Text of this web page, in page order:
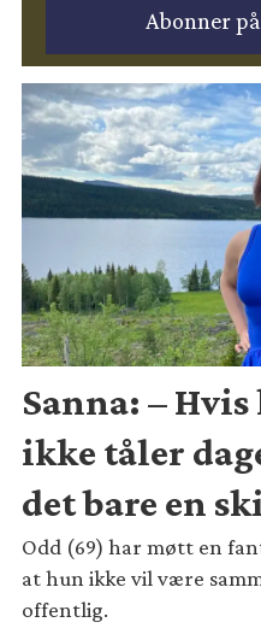
Sanna: –
ikke tåler
det bare en
Odd (69) har møtt en
at hun ikke vil være
offentlig.